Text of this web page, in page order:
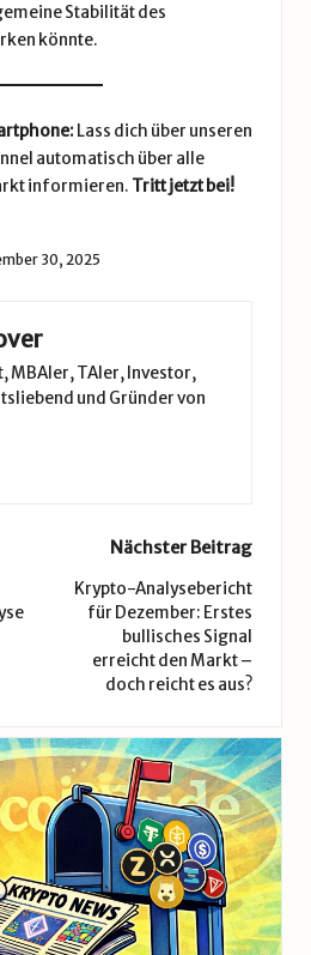
Stabilität des
könnte.
Lass dich über unseren
automatisch über alle
informieren. Tritt jetzt bei!
30, 2025
MBAler, TAler, Investor,
und Gründer von
Nächster Beitrag
Krypto-Analysebericht
für Dezember: Erstes
bullisches Signal
erreicht den Markt –
doch reicht es aus?